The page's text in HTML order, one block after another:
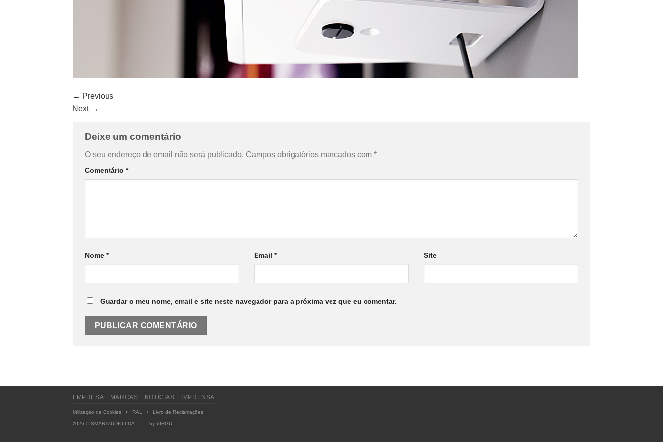
← Previous
Next →
Deixe um comentário
O seu endereço de email não será publicado. Campos obrigatórios marcados com *
Comentário *
Nome * Email* Site
Guardar o meu nome, email e site neste navegador para a próxima vez que eu comentar.
EMPRESA MARCAS NOTÍCIAS IMPRENSA
Utilização de Cookies • RAL • Livro de Reclamações
2026 © SMARTAUDIO LDA by VIRGU